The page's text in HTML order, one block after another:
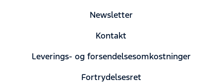
Newsletter
Kontakt
Leverings- og forsendelsesomkostninger
Fortrydelsesret